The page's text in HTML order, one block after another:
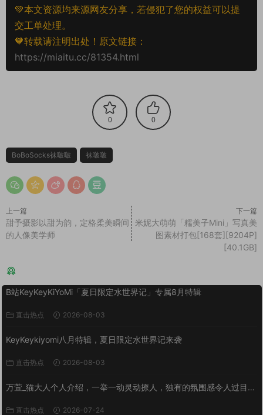
💚本文资源均来源网友分享，若侵犯了您的权益可以提
交工单处理。
🧡转载请注明出处！原文链接：
https://miaitu.cc/81354.html
0 0
BoBoSocks袜啵啵 袜啵啵
上一篇
甜予摄影以甜为韵，定格柔美瞬间
的人像美学师
下一篇
米妮大萌萌「糯美子Mini」写真美
图素材打包[168套][9204P]
[40.1GB]
B站KeyKeyKiYoMi「夏日限定水世界记」专属8月特辑
直击热点 2026-08-03
KeyKeykiyomi八月特辑，夏日限定水世界记来袭
直击热点 2026-08-03
万萱_猫大人个人介绍，一举一动灵动撩人，独有的氛围感令人过目难
直击热点 2026-07-24